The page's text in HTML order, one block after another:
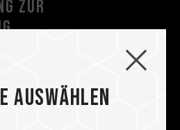
zur
Original-Motherboard-
werden. Die T-
5.0 SSD bietet eine
auswählen